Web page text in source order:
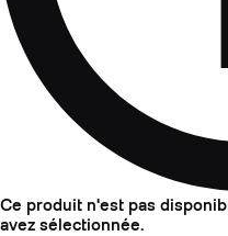
Ce produit n'est pas
avez sélectionnée.